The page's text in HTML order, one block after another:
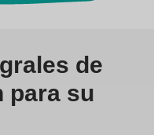
de
para su